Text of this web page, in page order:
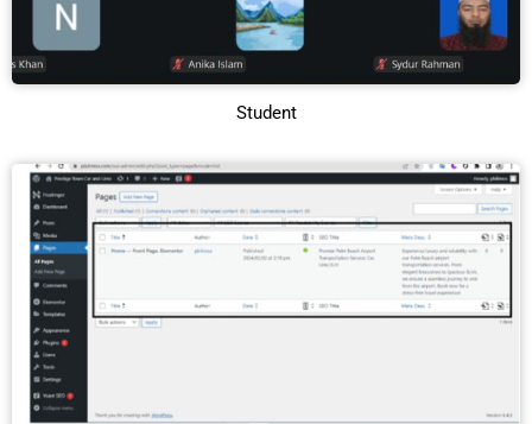
Student